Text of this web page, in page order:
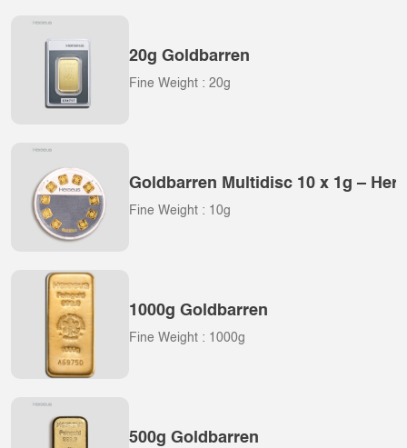
20g Goldbarren
Fine Weight : 20g
Goldbarren Multidisc 10 x 1g –
Fine Weight : 10g
1000g Goldbarren
Fine Weight : 1000g
500g Goldbarren